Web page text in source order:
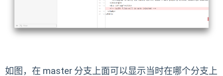
如图，在 master 分支上面可以显示当时在哪个分支上